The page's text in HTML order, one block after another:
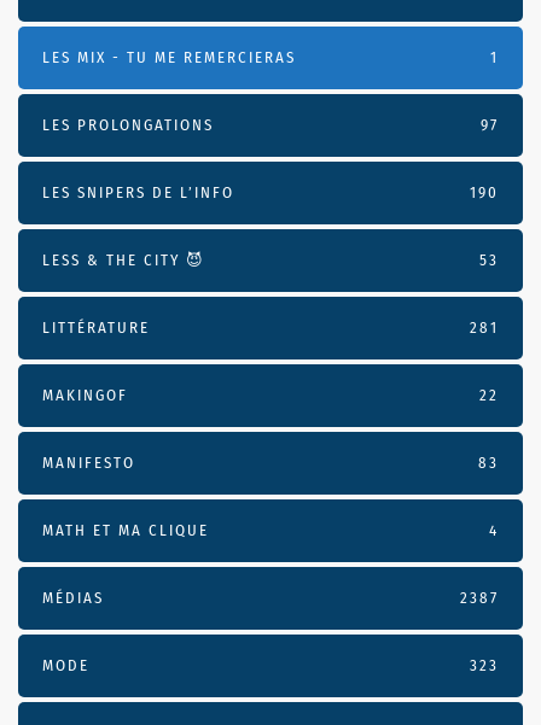
LES MIX - TU ME REMERCIERAS 1
LES PROLONGATIONS 97
LES SNIPERS DE L’INFO 190
LESS & THE CITY 😈 53
LITTÉRATURE 281
MAKINGOF 22
MANIFESTO 83
MATH ET MA CLIQUE 4
MÉDIAS 2387
MODE 323